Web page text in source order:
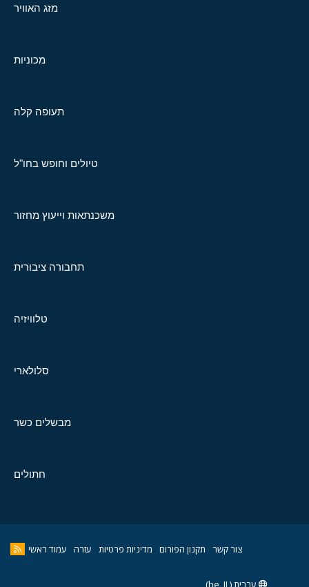
מזג האוויר
מכוניות
תעופה קלה
טיולים וחופש בחו"ל
משכנתאות וייעוץ מחזור
תחבורה ציבורית
טלוויזיה
סלולארי
מבשלים כשר
חתולים
צור קשר תקנון הפורום מדיניות פרטיות עזרה עמוד ראשי
עברית (he_IL)